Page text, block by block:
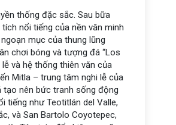
thống đặc sắc. Sau bữa
nổi tiếng của nền văn minh
mục của thung lũng
chơi bóng và tượng đá “Los
và hệ thống thiên văn của
Mitla – trung tâm nghi lễ của
nên bức tranh sống động
tiếng như Teotitlán del Valle,
và San Bartolo Coyotepec,